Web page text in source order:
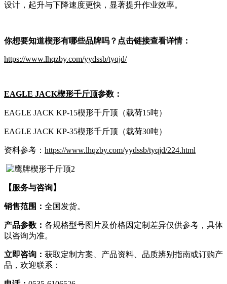
设计，起升与下降速度更快，显著提升作业效率。
你想要知道楔形有哪些品牌吗？点击链接查看详情：
https://www.lhqzby.com/yydssb/tyqjd/
EAGLE JACK楔形千斤顶参数：
EAGLE JACK KP-15楔形千斤顶（载荷15吨）
EAGLE JACK KP-35楔形千斤顶（载荷30吨）
资料参考： https://www.lhqzby.com/yydssb/tyqjd/224.html
【服务与咨询】
销售范围： 全国发货。
产品参数： 各规格型号图片及价格因定制差异仅供参考，具体
以咨询为准。
立即咨询： 获取定制方案、产品资料、品质辨别指南或订购产
品，欢迎联系：